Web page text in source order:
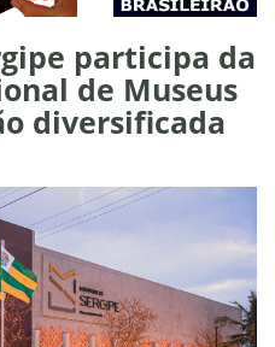
participa da
de Museus
diversificada